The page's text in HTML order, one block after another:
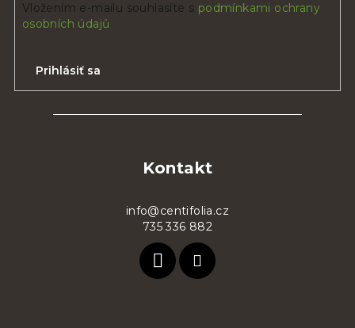
Vložením e-mailu souhlasíte s podmínkami ochrany
osobních údajů
Prihlásiť sa
Kontakt
info@centifolia.cz
735 336 882